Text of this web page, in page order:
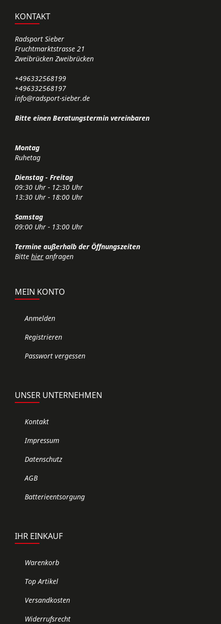
KONTAKT
Radsport Sieber
Fruchtmarktstrasse 21
Zweibrücken Zweibrücken
+496332568199
+496332568197
info@radsport-sieber.de
Bitte einen Beratungstermin vereinbaren
Montag
Ruhetag
Dienstag - Freitag
09:30 Uhr - 12:30 Uhr
13:30 Uhr - 18:00 Uhr
Samstag
09:00 Uhr - 13:00 Uhr
Termine außerhalb der Öffnungszeiten
Bitte hier anfragen
MEIN KONTO
Anmelden
Registrieren
Passwort vergessen
UNSER UNTERNEHMEN
Kontakt
Impressum
Datenschutz
AGB
Batterieentsorgung
IHR EINKAUF
Warenkorb
Top Artikel
Versandkosten
Widerrufsrecht